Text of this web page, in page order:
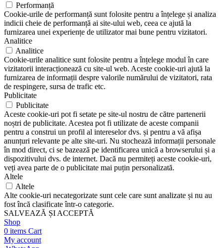
Performanță
Cookie-urile de performanță sunt folosite pentru a înțelege și analiza
indicii cheie de performanță ai site-ului web, ceea ce ajută la
furnizarea unei experiențe de utilizator mai bune pentru vizitatori.
Analitice
Analitice
Cookie-urile analitice sunt folosite pentru a înțelege modul în care
vizitatorii interacționează cu site-ul web. Aceste cookie-uri ajută la
furnizarea de informații despre valorile numărului de vizitatori, rata
de respingere, sursa de trafic etc.
Publicitate
Publicitate
Aceste cookie-uri pot fi setate pe site-ul nostru de către partenerii
noștri de publicitate. Acestea pot fi utilizate de aceste companii
pentru a construi un profil al intereselor dvs. și pentru a vă afișa
anunțuri relevante pe alte site-uri. Nu stochează informații personale
în mod direct, ci se bazează pe identificarea unică a browserului și a
dispozitivului dvs. de internet. Dacă nu permiteți aceste cookie-uri,
veți avea parte de o publicitate mai puțin personalizată.
Altele
Altele
Alte cookie-uri necategorizate sunt cele care sunt analizate și nu au
fost încă clasificate într-o categorie.
SALVEAZĂ ȘI ACCEPTĂ
Shop
0 items Cart
My account